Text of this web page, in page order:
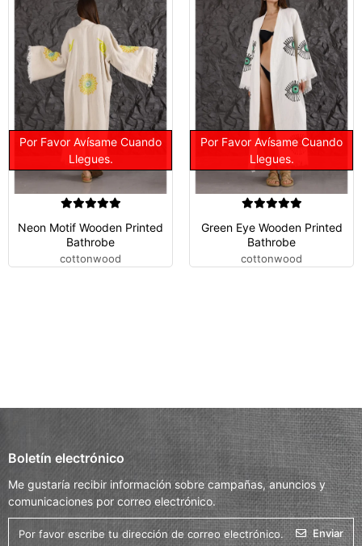
Por Favor Avísame Cuando
Llegues.
Neon Motif Wooden Printed
Bathrobe
cottonwood
Por Favor Avísame Cuando
Llegues.
Green Eye Wooden Printed
Bathrobe
cottonwood
Boletín electrónico
Me gustaría recibir información sobre campañas, anuncios y
comunicaciones por correo electrónico.
Enviar